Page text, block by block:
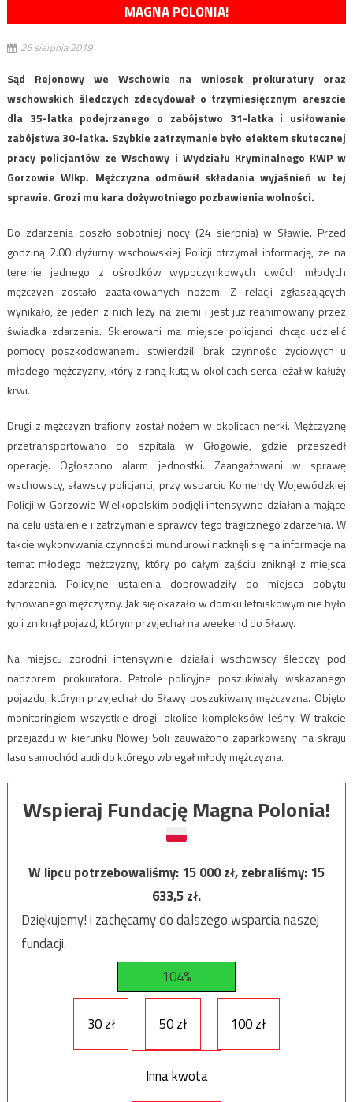
MAGNA POLONIA!
26 sierpnia 2019
Sąd Rejonowy we Wschowie na wniosek prokuratury oraz
wschowskich śledczych zdecydował o trzymiesięcznym areszcie
dla 35-latka podejrzanego o zabójstwo 31-latka i usiłowanie
zabójstwa 30-latka. Szybkie zatrzymanie było efektem skutecznej
pracy policjantów ze Wschowy i Wydziału Kryminalnego KWP w
Gorzowie Wlkp. Mężczyzna odmówił składania wyjaśnień w tej
sprawie. Grozi mu kara dożywotniego pozbawienia wolności.
Do zdarzenia doszło sobotniej nocy (24 sierpnia) w Sławie. Przed
godziną 2.00 dyżurny wschowskiej Policji otrzymał informację, że na
terenie jednego z ośrodków wypoczynkowych dwóch młodych
mężczyzn zostało zaatakowanych nożem. Z relacji zgłaszających
wynikało, że jeden z nich leży na ziemi i jest już reanimowany przez
świadka zdarzenia. Skierowani ma miejsce policjanci chcąc udzielić
pomocy poszkodowanemu stwierdzili brak czynności życiowych u
młodego mężczyzny, który z raną kutą w okolicach serca leżał w kałuży
krwi.
Drugi z mężczyzn trafiony został nożem w okolicach nerki. Mężczyznę
przetransportowano do szpitala w Głogowie, gdzie przeszedł
operację. Ogłoszono alarm jednostki. Zaangażowani w sprawę
wschowscy, sławscy policjanci, przy wsparciu Komendy Wojewódzkiej
Policji w Gorzowie Wielkopolskim podjęli intensywne działania mające
na celu ustalenie i zatrzymanie sprawcy tego tragicznego zdarzenia. W
takcie wykonywania czynności mundurowi natknęli się na informacje na
temat młodego mężczyzny, który po całym zajściu zniknął z miejsca
zdarzenia. Policyjne ustalenia doprowadziły do miejsca pobytu
typowanego mężczyzny. Jak się okazało w domku letniskowym nie było
go i zniknął pojazd, którym przyjechał na weekend do Sławy.
Na miejscu zbrodni intensywnie działali wschowscy śledczy pod
nadzorem prokuratora. Patrole policyjne poszukiwały wskazanego
pojazdu, którym przyjechał do Sławy poszukiwany mężczyzna. Objęto
monitoringiem wszystkie drogi, okolice kompleksów leśny. W trakcie
przejazdu w kierunku Nowej Soli zauważono zaparkowany na skraju
lasu samochód audi do którego wbiegał młody mężczyzna.
Wspieraj Fundację Magna Polonia!
W lipcu potrzebowaliśmy:15 000zł, zebraliśmy:15
633,5zł.
Dziękujemy! i zachęcamy do dalszego wsparcia naszej
fundacji.
104%
30 zł 50 zł 100 zł
Inna kwota